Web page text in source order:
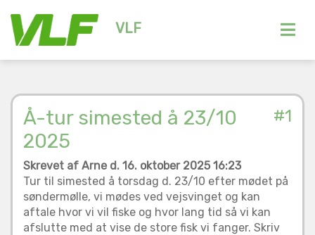
VLF
#1
Å-tur simested å 23/10
2025
Skrevet af Arne d. 16. oktober 2025 16:23
Tur til simested å torsdag d. 23/10 efter mødet på
søndermølle, vi mødes ved vejsvinget og kan
aftale hvor vi vil fiske og hvor lang tid så vi kan
afslutte med at vise de store fisk vi fanger. Skriv